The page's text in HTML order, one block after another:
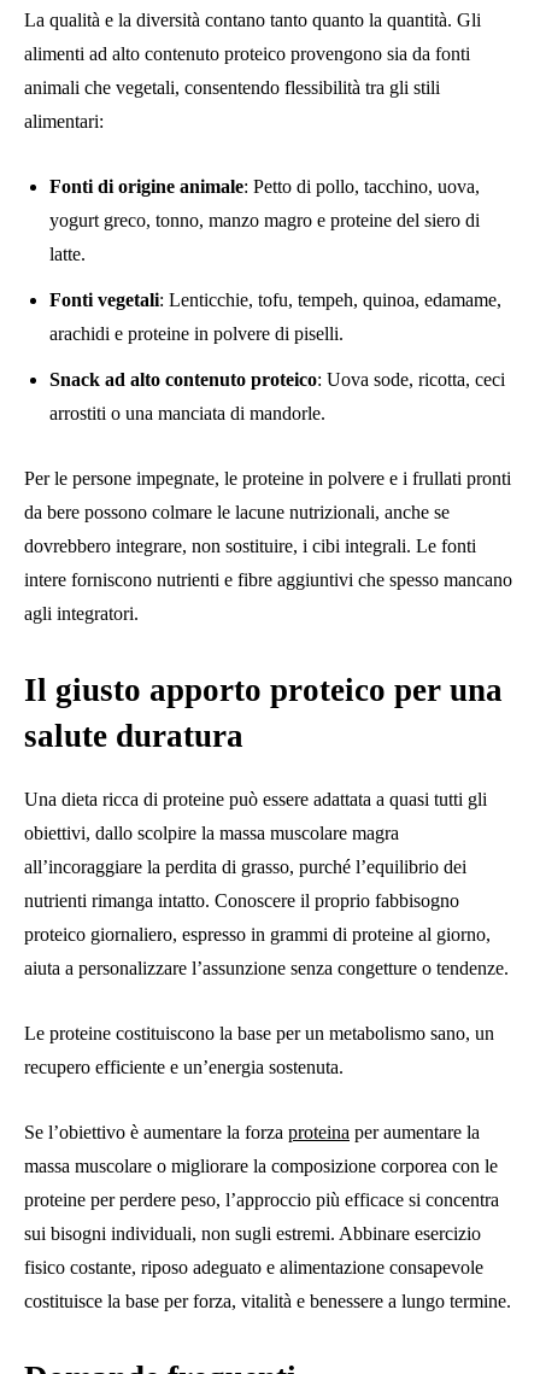
La qualità e la diversità contano tanto quanto la quantità. Gli
alimenti ad alto contenuto proteico provengono sia da fonti
animali che vegetali, consentendo flessibilità tra gli stili
alimentari:
Fonti di origine animale: Petto di pollo, tacchino, uova,
yogurt greco, tonno, manzo magro e proteine ​​del siero di
latte.
Fonti vegetali: Lenticchie, tofu, tempeh, quinoa, edamame,
arachidi e proteine ​​in polvere di piselli.
Snack ad alto contenuto proteico: Uova sode, ricotta, ceci
arrostiti o una manciata di mandorle.
Per le persone impegnate, le proteine ​​in polvere e i frullati pronti
da bere possono colmare le lacune nutrizionali, anche se
dovrebbero integrare, non sostituire, i cibi integrali. Le fonti
intere forniscono nutrienti e fibre aggiuntivi che spesso mancano
agli integratori.
Il giusto apporto proteico per una
salute duratura
Una dieta ricca di proteine ​​può essere adattata a quasi tutti gli
obiettivi, dallo scolpire la massa muscolare magra
all’incoraggiare la perdita di grasso, purché l’equilibrio dei
nutrienti rimanga intatto. Conoscere il proprio fabbisogno
proteico giornaliero, espresso in grammi di proteine ​​al giorno,
aiuta a personalizzare l’assunzione senza congetture o tendenze.
Le proteine ​​costituiscono la base per un metabolismo sano, un
recupero efficiente e un’energia sostenuta.
Se l’obiettivo è aumentare la forza proteina per aumentare la
massa muscolare o migliorare la composizione corporea con le
proteine ​​per perdere peso, l’approccio più efficace si concentra
sui bisogni individuali, non sugli estremi. Abbinare esercizio
fisico costante, riposo adeguato e alimentazione consapevole
costituisce la base per forza, vitalità e benessere a lungo termine.